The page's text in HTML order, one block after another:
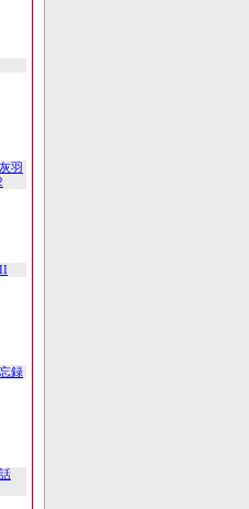
羽
録